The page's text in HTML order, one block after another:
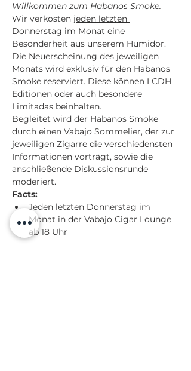
Willkommen zum Habanos Smoke.
Wir verkosten jeden letzten
Donnerstag im Monat eine
Besonderheit aus unserem Humidor.
Die Neuerscheinung des jeweiligen
Monats wird exklusiv für den Habanos
Smoke reserviert. Diese können LCDH
Editionen oder auch besondere
Limitadas beinhalten.
Begleitet wird der Habanos Smoke
durch einen Vabajo Sommelier, der zur
jeweiligen Zigarre die verschiedensten
Informationen vorträgt, sowie die
anschließende Diskussionsrunde
moderiert.
Facts:
Jeden letzten Donnerstag im
Monat in der Vabajo Cigar Lounge
ab 18 Uhr